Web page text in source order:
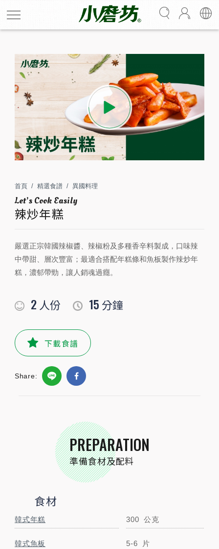
首頁 精選食譜 異國料理
辣炒年糕
嚴選正宗韓國辣椒醬、辣椒粉及多種香辛料製成，口味辣
中帶甜、層次豐富；最適合搭配年糕條和魚板製作辣炒年
糕，濃郁帶勁，讓人銷魂過癮。
2 人份 15 分鐘
下載食譜
Share:
PREPARATION
準備食材及配料
食材
韓式年糕 300 公克
韓式魚板 5-6 片
辣炒年糕
嚴選正宗韓國辣椒醬、辣椒粉及多種香辛料製成，口味辣
糕，濃郁帶勁，讓人銷魂過癮。
2人份
PREPARATION
準備食材及配料
韓式魚板
小磨坊精選調味
STEP BY STEP
跟著步驟一起做料理